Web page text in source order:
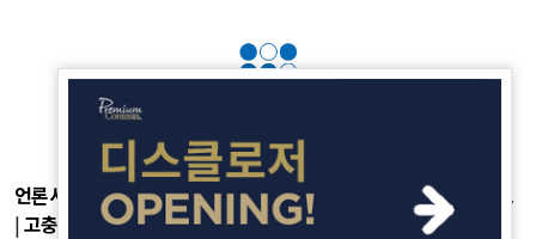
언론사소개 |개인정보취급방침|광고후원 부가서비스|기사제보
|고충처리 |청소년보호정책